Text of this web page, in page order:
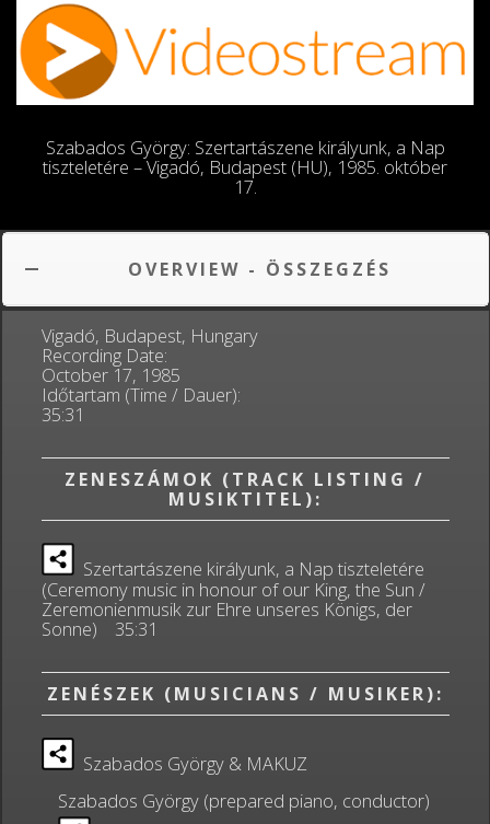
Szabados György: Szertartászene királyunk, a Nap
tiszteletére – Vigadó, Budapest (HU), 1985. október
17.
OVERVIEW - ÖSSZEGZÉS
Vigadó, Budapest, Hungary
Recording Date:
October 17, 1985
Időtartam (Time / Dauer):
35:31
ZENESZÁMOK (TRACK LISTING /
MUSIKTITEL):
Szertartászene királyunk, a Nap tiszteletére
(Ceremony music in honour of our King, the Sun /
Zeremonienmusik zur Ehre unseres Königs, der
Sonne) 35:31
ZENÉSZEK (MUSICIANS / MUSIKER):
Szabados György & MAKUZ
Szabados György (prepared piano, conductor)